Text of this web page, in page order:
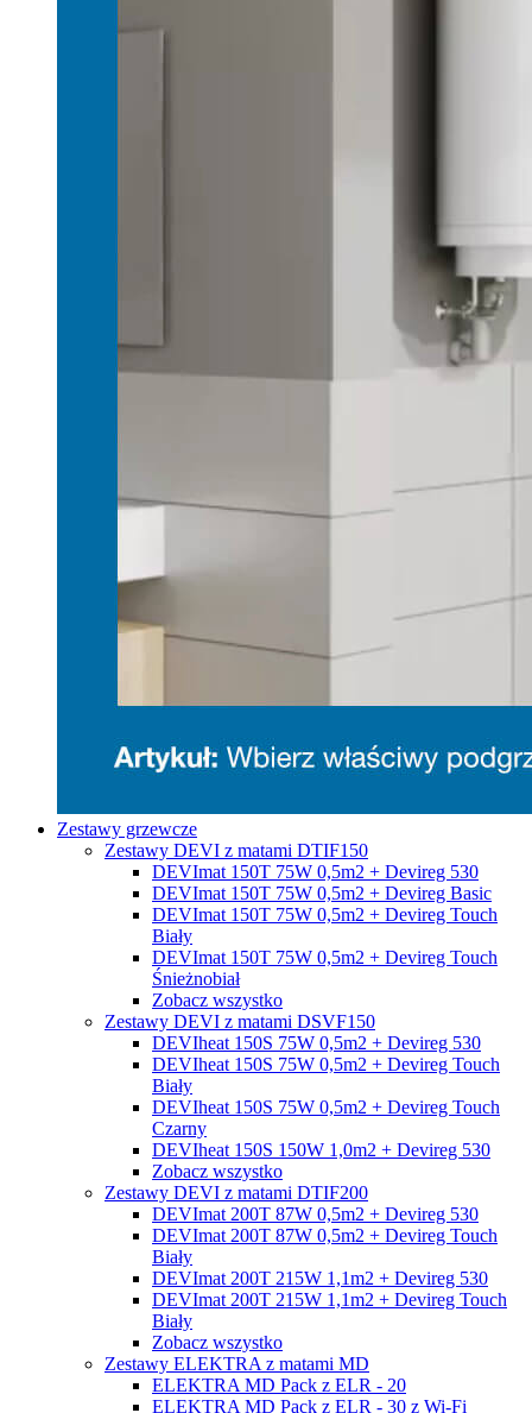
Zestawy grzewcze
Zestawy DEVI z matami DTIF150
DEVImat 150T 75W 0,5m2 + Devireg 530
DEVImat 150T 75W 0,5m2 + Devireg Basic
DEVImat 150T 75W 0,5m2 + Devireg Touch
Biały
DEVImat 150T 75W 0,5m2 + Devireg Touch
Śnieżnobiał
Zobacz wszystko
Zestawy DEVI z matami DSVF150
DEVIheat 150S 75W 0,5m2 + Devireg 530
DEVIheat 150S 75W 0,5m2 + Devireg Touch
Biały
DEVIheat 150S 75W 0,5m2 + Devireg Touch
Czarny
DEVIheat 150S 150W 1,0m2 + Devireg 530
Zobacz wszystko
Zestawy DEVI z matami DTIF200
DEVImat 200T 87W 0,5m2 + Devireg 530
DEVImat 200T 87W 0,5m2 + Devireg Touch
Biały
DEVImat 200T 215W 1,1m2 + Devireg 530
DEVImat 200T 215W 1,1m2 + Devireg Touch
Biały
Zobacz wszystko
Zestawy ELEKTRA z matami MD
ELEKTRA MD Pack z ELR - 20
ELEKTRA MD Pack z ELR - 30 z Wi-Fi